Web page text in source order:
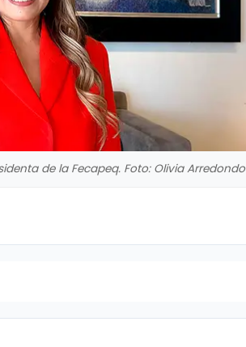
de la Fecapeq. Foto: Olivia Arredondo